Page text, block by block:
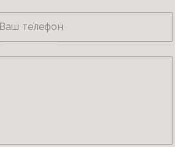
Ваш телефон